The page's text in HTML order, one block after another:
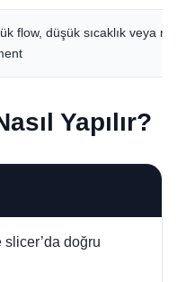
flow, düşük sıcaklık veya
Yapılır?
slicer’da doğru